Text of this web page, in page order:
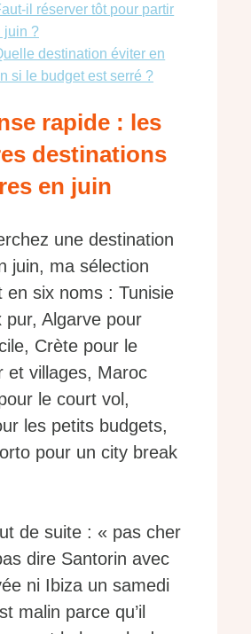
il réserver tôt pour partir
juin ?
destination éviter en
si le budget est serré ?
rapide : les
destinations
en juin
une destination
juin, ma sélection
en six noms : Tunisie
pur, Algarve pour
Crète pour le
et villages, Maroc
le court vol,
les petits budgets,
pour un city break
de suite : « pas cher
dire Santorin avec
ni Ibiza un samedi
malin parce qu’il